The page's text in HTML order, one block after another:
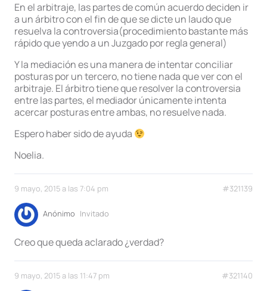
En el arbitraje, las partes de común acuerdo deciden ir
a un árbitro con el fin de que se dicte un laudo que
resuelva la controversia(procedimiento bastante más
rápido que yendo a un Juzgado por regla general)
Y la mediación es una manera de intentar conciliar
posturas por un tercero, no tiene nada que ver con el
arbitraje. El árbitro tiene que resolver la controversia
entre las partes, el mediador únicamente intenta
acercar posturas entre ambas, no resuelve nada.
Espero haber sido de ayuda
Noelia.
9 mayo, 2015 a las 7:04 pm #321139
Anónimo Invitado
Creo que queda aclarado ¿verdad?
9 mayo, 2015 a las 11:47 pm #321140